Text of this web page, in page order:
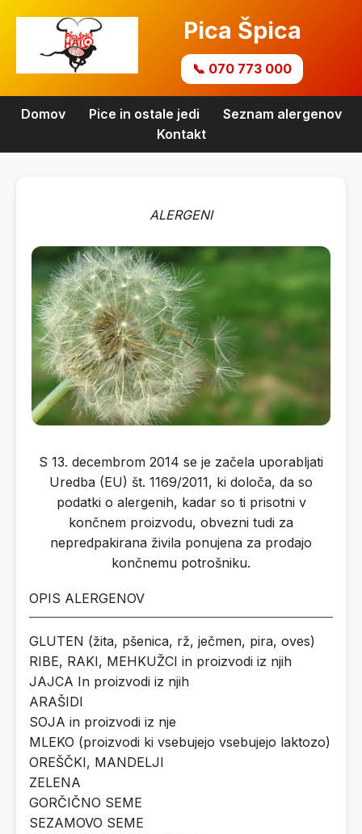
Pica Špica
📞 070 773 000
Domov Pice in ostale jedi
Seznam alergenov
Kontakt
ALERGENI
S 13. decembrom 2014 se je začela uporabljati
Uredba (EU) št. 1169/2011, ki določa, da so
podatki o alergenih, kadar so ti prisotni v
končnem proizvodu, obvezni tudi za
nepredpakirana živila ponujena za prodajo
končnemu potrošniku.
OPIS ALERGENOV
GLUTEN (žita, pšenica, rž, ječmen, pira, oves)
RIBE, RAKI, MEHKUŽCI in proizvodi iz njih
JAJCA In proizvodi iz njih
ARAŠIDI
SOJA in proizvodi iz nje
MLEKO (proizvodi ki vsebujejo vsebujejo laktozo)
OREŠČKI, MANDELJI
ZELENA
GORČIČNO SEME
SEZAMOVO SEME